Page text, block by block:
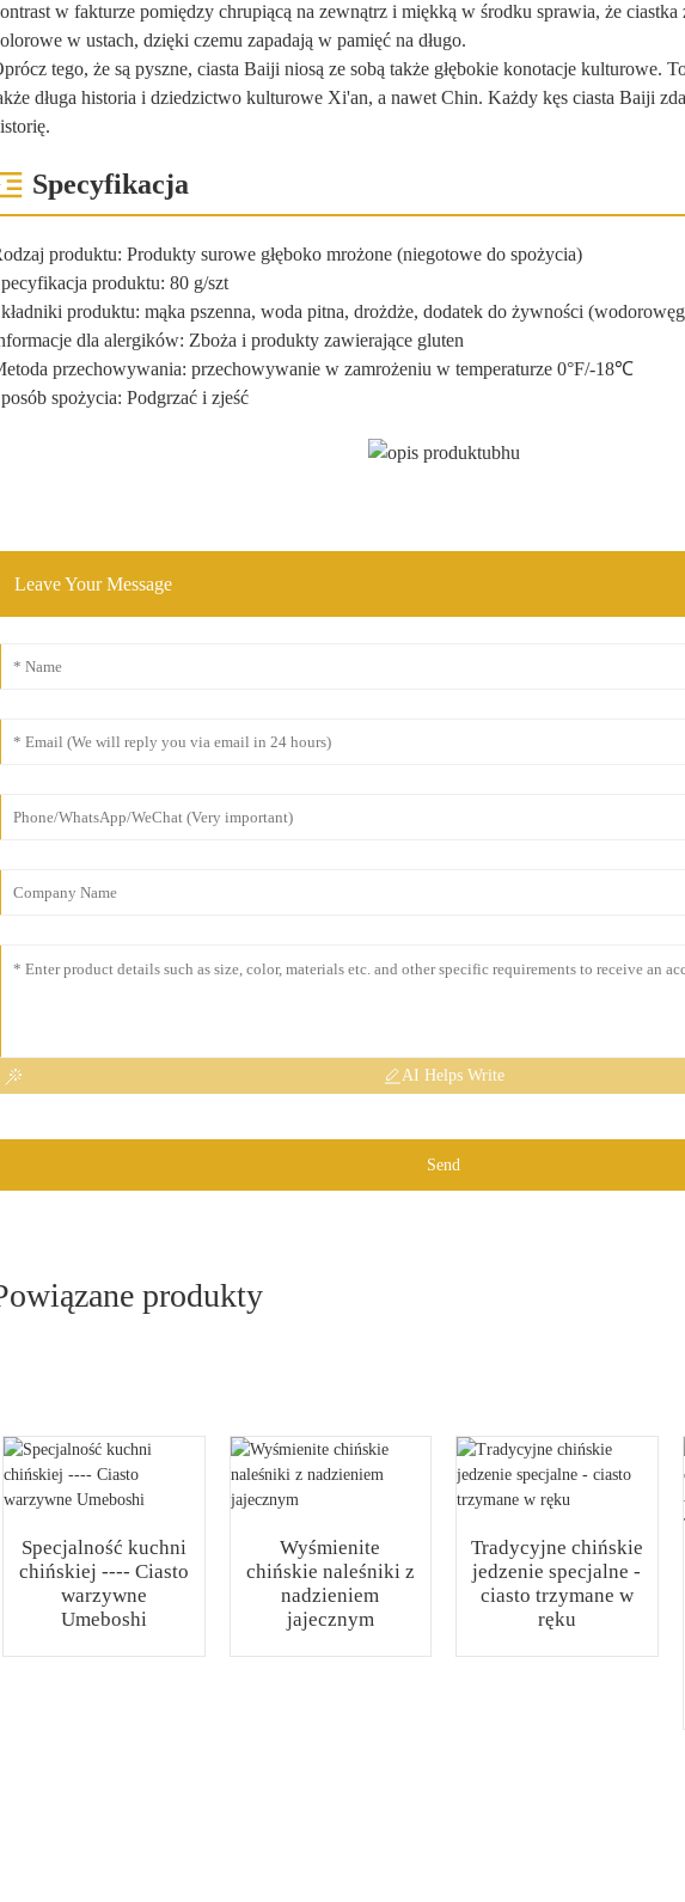
w fakturze pomiędzy chrupiącą na zewnątrz i miękką w środku sprawia, że ​​ciastka
w ustach, dzięki czemu zapadają w pamięć na długo.
tego, że są pyszne, ciasta Baiji niosą ze sobą także głębokie konotacje kulturowe.
długa historia i dziedzictwo kulturowe Xi'an, a nawet Chin. Każdy kęs ciasta Baiji
Specyfikacja
produktu: Produkty surowe głęboko mrożone (niegotowe do spożycia)
produktu: 80 g/szt
produktu: mąka pszenna, woda pitna, drożdże, dodatek do żywności
dla alergików: Zboża i produkty zawierające gluten
przechowywania: przechowywanie w zamrożeniu w temperaturze 0°F/-18℃
spożycia: Podgrzać i zjeść
Leave Your Message
AI Helps Write
Send
produkty
Specjalność kuchni
chińskiej ---- Ciasto
warzywne
Umeboshi
Wyśmienite
chińskie naleśniki z
nadzieniem
jajecznym
Tradycyjne chińskie
jedzenie specjalne -
ciasto trzymane w
ręku